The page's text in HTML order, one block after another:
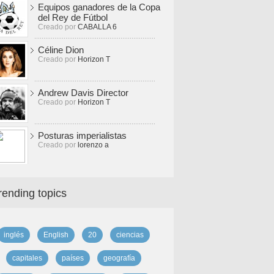
Equipos ganadores de la Copa
del Rey de Fútbol
Creado por CABALLA 6
Céline Dion
Creado por Horizon T
Andrew Davis Director
Creado por Horizon T
Posturas imperialistas
Creado por lorenzo a
topics
inglés English 20 ciencias
capitales países geografía